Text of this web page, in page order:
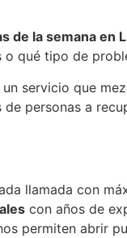
de la semana en
qué tipo de
servicio que
personas a
llamada con
con años de
permiten abrir